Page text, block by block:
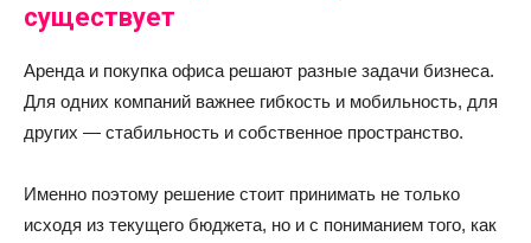
существует
Аренда и покупка офиса решают разные задачи бизнеса.
Для одних компаний важнее гибкость и мобильность, для
других — стабильность и собственное пространство.
Именно поэтому решение стоит принимать не только
исходя из текущего бюджета, но и с пониманием того, как